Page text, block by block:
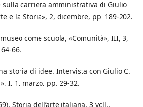
sulla carriera amministrativa di Giulio
e la Storia», 2, dicembre, pp. 189-202.
come scuola, «Comunità», III, 3,
66.
storia di idee. Intervista con Giulio C.
I, 1, marzo, pp. 29-32.
Storia dell’arte italiana, 3 voll.,